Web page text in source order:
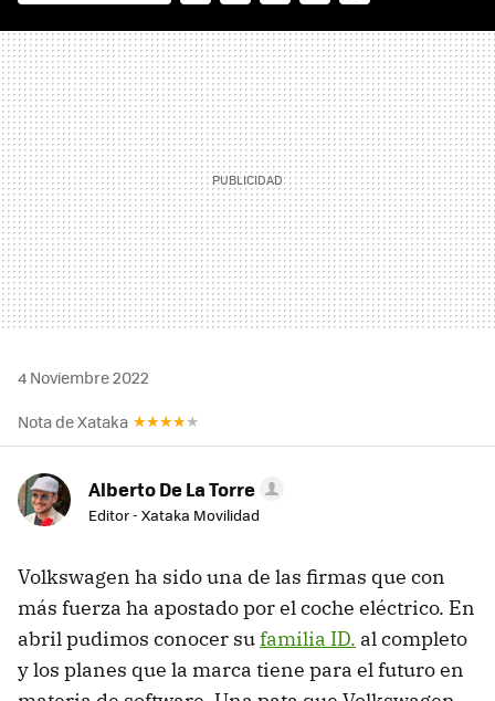
MAIL
4 Noviembre 2022
Nota de Xataka
Alberto De La Torre
Editor - Xataka Movilidad
Volkswagen ha sido una de las firmas que con
más fuerza ha apostado por el coche eléctrico. En
abril pudimos conocer sufamilia ID. al completo
y los planes que la marca tiene para el futuro en